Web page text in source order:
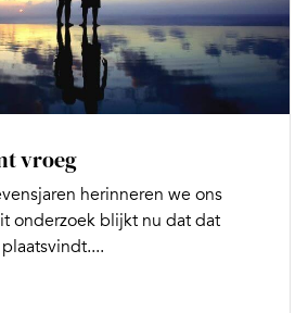
vroeg
herinneren we ons
onderzoek blijkt nu dat dat